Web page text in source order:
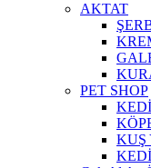
AKTAT
PET SHOP
KUŞ